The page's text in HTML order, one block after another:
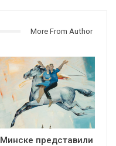
More From Author
представили